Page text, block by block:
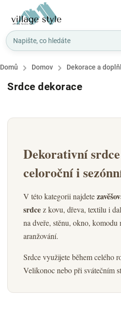
Domů / Domov / Dekorace a
Srdce dekorace
Dekorativní
celoroční i
V této kategorii najdete
srdcez kovu, dřeva, textilu i
na dveře, stěnu, okno,
aranžování.
Srdce využijete během celého
Velikonoc nebo při svátečním